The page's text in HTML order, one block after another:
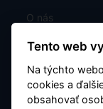
O nás
Karta stáleho
Letiská a
Tento web
Na týchto
cookies a
obsahovať